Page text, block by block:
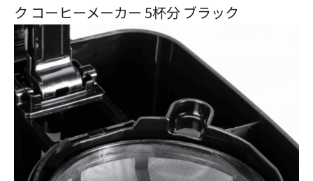
ク コーヒーメーカー 5杯分 ブラック